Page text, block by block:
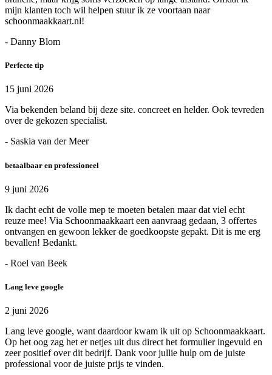
mijn klanten toch wil helpen stuur ik ze voortaan naar
schoonmaakkaart.nl!
- Danny Blom
Perfecte tip
15 juni 2026
Via bekenden beland bij deze site. concreet en helder. Ook tevreden
over de gekozen specialist.
- Saskia van der Meer
betaalbaar en professioneel
9 juni 2026
Ik dacht echt de volle mep te moeten betalen maar dat viel echt
reuze mee! Via Schoonmaakkaart een aanvraag gedaan, 3 offertes
ontvangen en gewoon lekker de goedkoopste gepakt. Dit is me erg
bevallen! Bedankt.
- Roel van Beek
Lang leve google
2 juni 2026
Lang leve google, want daardoor kwam ik uit op Schoonmaakkaart.
Op het oog zag het er netjes uit dus direct het formulier ingevuld en
zeer positief over dit bedrijf. Dank voor jullie hulp om de juiste
professional voor de juiste prijs te vinden.